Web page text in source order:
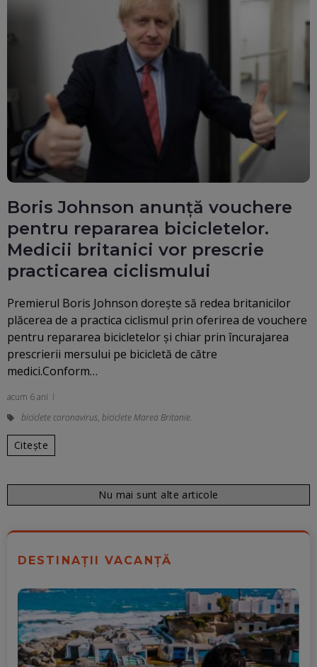
Boris Johnson anunță vouchere
pentru repararea bicicletelor.
Medicii britanici vor prescrie
practicarea ciclismului
Premierul Boris Johnson doreşte să redea britanicilor
plăcerea de a practica ciclismul prin oferirea de vouchere
pentru repararea bicicletelor şi chiar prin încurajarea
prescrierii mersului pe bicicletă de către
medici.Conform…
acum 6 ani
biciclete coronavirus, biciclete Marea Britanie.
Citește
Nu mai sunt alte articole
DESTINAȚII VACANȚĂ